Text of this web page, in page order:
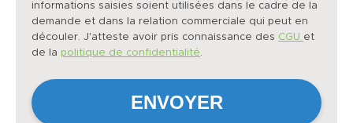
informations saisies soient utilisées dans le cadre de la
demande et dans la relation commerciale qui peut en
découler. J'atteste avoir pris connaissance des CGU et
de la politique de confidentialité.